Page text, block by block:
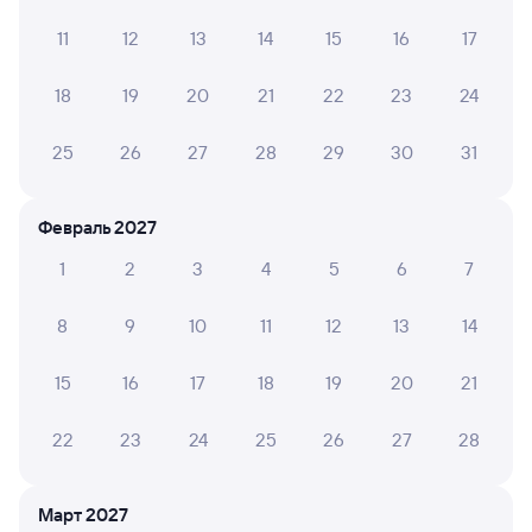
2 Роман И.
Невозможное духота всю ночь истекал потом
10
28 июля 2026 • Поезд 351Э
сильно скипит.
11 12 13 14 15 16 17
18 19 20 21 22 23 24
25 26 27 28 29 30 31
Февраль 2027
1
2 3 4 5 6 7
8 9 10 11 12 13 14
15 16 17 18 19 20 21
22 23 24 25 26 27 28
Март 2027